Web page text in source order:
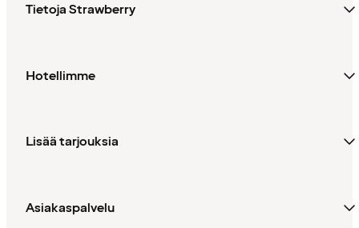
Tietoja Strawberry
Hotellimme
Lisää tarjouksia
Asiakaspalvelu